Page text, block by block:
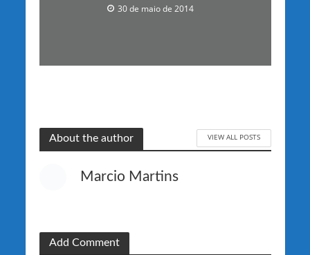
30 de maio de 2014
About the author VIEW ALL POSTS
Marcio Martins
Add Comment